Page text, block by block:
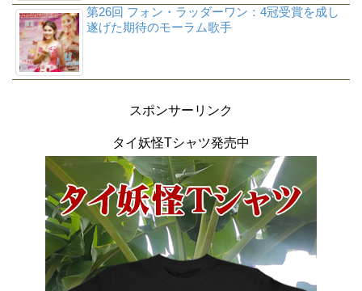
第26回 フォン・ラッダーワン：4冠受賞を成し
遂げた期待のモーラム歌手
スポンサーリンク
タイ妖怪Tシャツ発売中